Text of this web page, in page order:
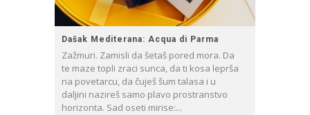
Dašak Mediterana: Acqua di Parma
Zažmuri. Zamisli da šetaš pored mora. Da
te maze topli zraci sunca, da ti kosa leprša
na povetarcu, da čuješ šum talasa i u
daljini nazireš samo plavo prostranstvo
horizonta. Sad oseti mirise:...